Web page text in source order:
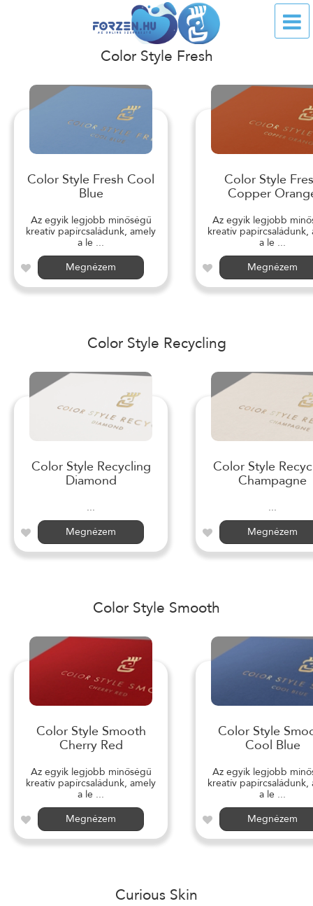
Color Style Fresh
Color Style Fresh Cool
Blue
Az egyik legjobb minőségű
kreatív papírcsaládunk, amely
a le ...
Megnézem
Color Style
Copper
Az egyik legjobb
kreatív papírcsaládunk,
a le ...
Megnézem
Color Style Recycling
Color Style Recycling
Diamond
...
Megnézem
Color Style
Champagne
...
Megnézem
Color Style Smooth
Color Style Smooth
Cherry Red
Az egyik legjobb minőségű
kreatív papírcsaládunk, amely
a le ...
Megnézem
Color Style
Cool Blue
Az egyik legjobb
kreatív papírcsaládunk,
a le ...
Megnézem
Curious Skin